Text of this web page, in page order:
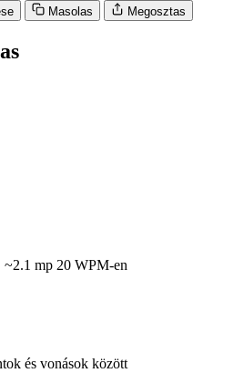
Masolas Megosztas
~2.1 mp 20 WPM-en
és vonások között